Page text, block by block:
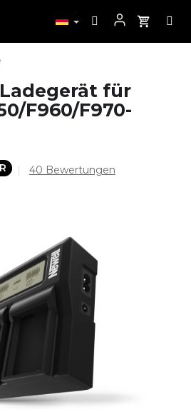
für
F960/F970-
Die
Sternen.
40 Bewertungen